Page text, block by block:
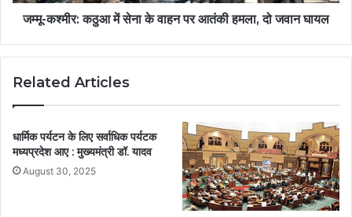
जम्मू-कश्मीर: कठुआ में सेना के वाहन पर आतंकी हमला, दो जवान घायल
Related Articles
धार्मिक पर्यटन के लिए सर्वाधिक पर्यटक
मध्यप्रदेश आए : मुख्यमंत्री डॉ. यादव
August 30, 2025